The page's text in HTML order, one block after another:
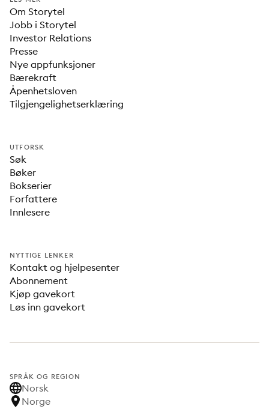
Om Storytel
Jobb i Storytel
Investor Relations
Presse
Nye appfunksjoner
Bærekraft
Åpenhetsloven
Tilgjengelighetserklæring
UTFORSK
Søk
Bøker
Bokserier
Forfattere
Innlesere
NYTTIGE LENKER
Kontakt og hjelpesenter
Abonnement
Kjøp gavekort
Løs inn gavekort
SPRÅK OG REGION
Norsk
Norge